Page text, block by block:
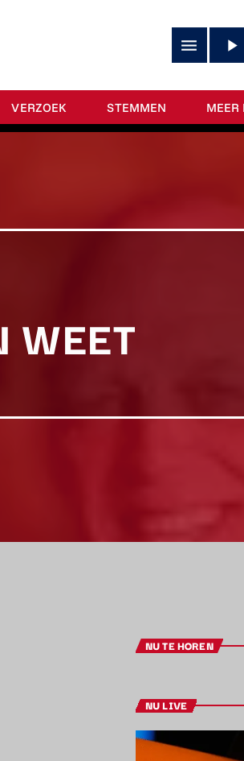
VERZOEK STEMMEN MEER
menu play_arrow
WEET
NU TE HOREN
NU LIVE